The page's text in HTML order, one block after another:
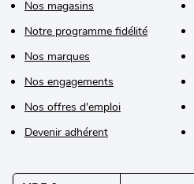
Nos magasins
Notre programme fidélité
Nos marques
Nos engagements
Nos offres d'emploi
Devenir adhérent